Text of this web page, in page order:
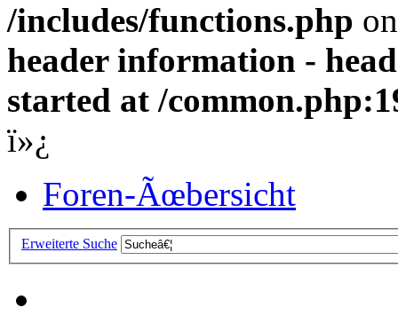
/includes/functions.php
header information -
started at /
ï»¿
Foren-Ãœbersicht
Erweiterte Suche